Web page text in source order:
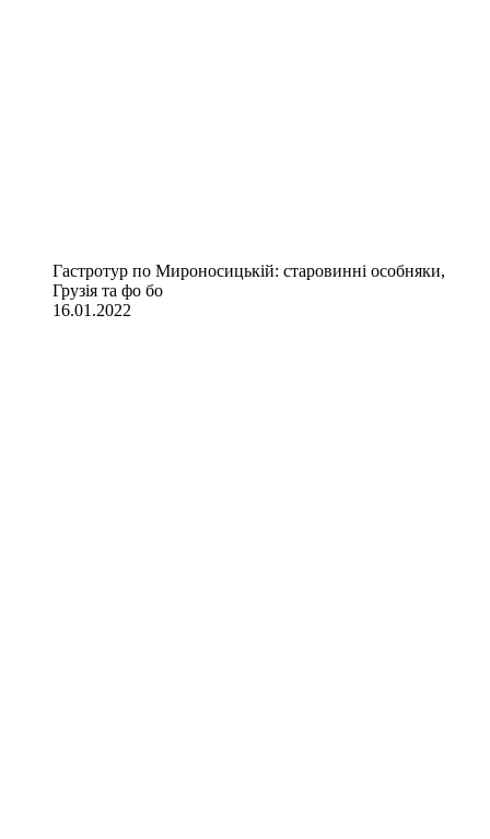
Гастротур по Мироносицькій: старовинні особняки,
Грузія та фо бо
16.01.2022